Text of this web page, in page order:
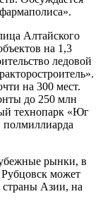
Алтайского
на 1,3
ледовой
на 300 мест.
до 250 млн
технопарк «Юг
рынки, в
Рубцовск может
Азии, на